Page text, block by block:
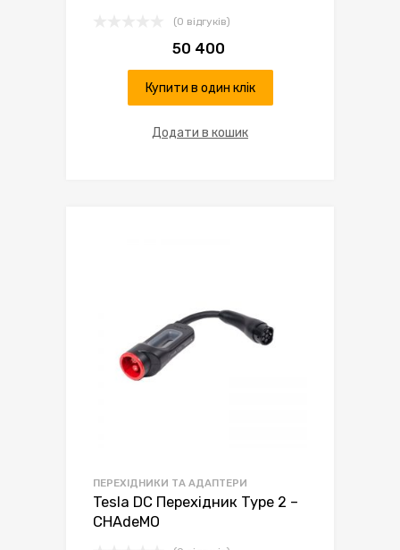
(0 відгуків)
50 400
Купити в один клік
Додати в кошик
ПЕРЕХІДНИКИ ТА АДАПТЕРИ
Tesla DC Перехідник Type 2 –
CHAdeMO